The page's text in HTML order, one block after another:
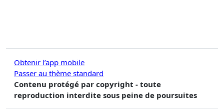
Obtenir l’app mobile
Passer au thème standard
Contenu protégé par copyright - toute
reproduction interdite sous peine de poursuites